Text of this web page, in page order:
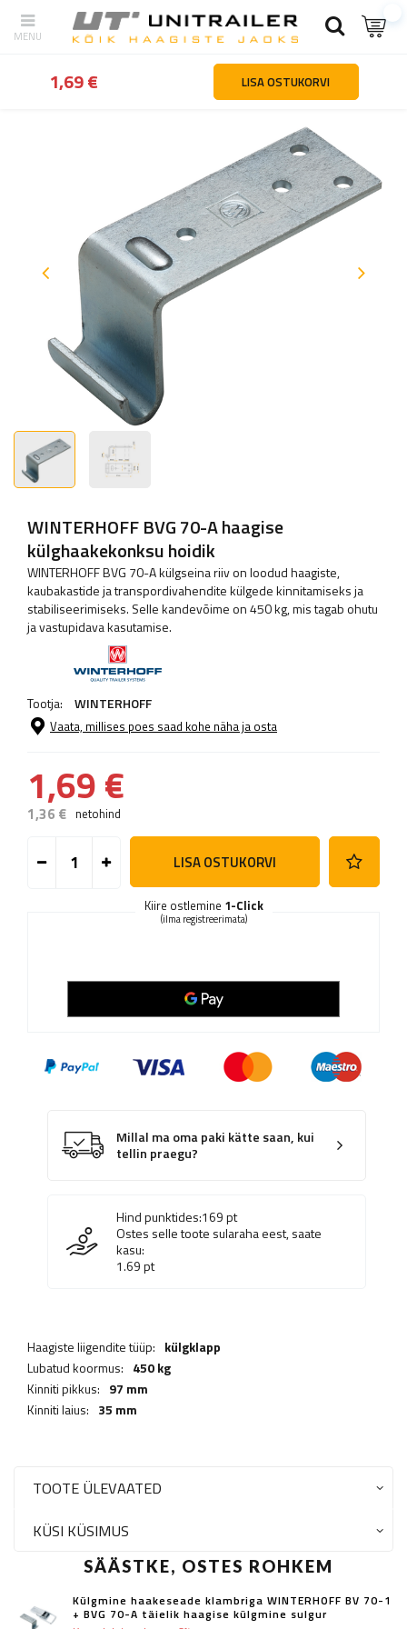
tagasi Kodu Haagiste osad ja tarvikud Haagiste kinnitused ja
WINTERHOFF BVG 70-A haagise
külghaakekonksu hoidik
WINTERHOFF BVG 70-A külgseina riiv on loodud haagiste,
kaubakastide ja transpordivahendite külgede kinnitamiseks ja
stabiliseerimiseks. Selle kandevõime on 450 kg, mis tagab ohutu
ja vastupidava kasutamise.
Tootja: WINTERHOFF
Vaata, millises poes saad kohe näha ja osta
1,69 €
1,36 € netohind
LISA OSTUKORVI
Kiire ostlemine 1-Click
(ilma registreerimata)
Millal ma oma paki kätte saan, kui
tellin praegu?
Hind punktides:169pt
Ostes selle toote sularaha eest, saate
kasu:
1.69pt
Haagiste liigendite tüüp: külgklapp
Lubatud koormus: 450 kg
Kinniti pikkus: 97 mm
Kinniti laius: 35 mm
1,69 € LISA OSTUKORVI
TOOTE ÜLEVAATED
KÜSI KÜSIMUS
SÄÄSTKE, OSTES ROHKEM
Külgmine haakeseade klambriga WINTERHOFF BV 70-1
+ BVG 70-A täielik haagise külgmine sulgur